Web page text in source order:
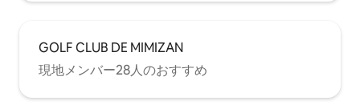
GOLF CLUB DE MIMIZAN
現地メンバー28人のおすすめ